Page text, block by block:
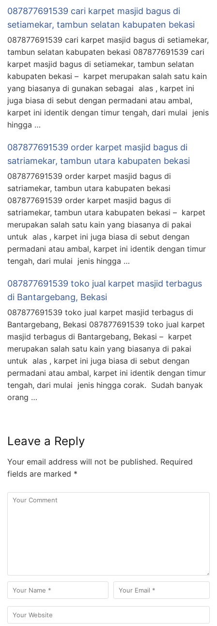
087877691539 cari karpet masjid bagus di
setiamekar, tambun selatan kabupaten bekasi
087877691539 cari karpet masjid bagus di setiamekar,
tambun selatan kabupaten bekasi 087877691539 cari
karpet masjid bagus di setiamekar, tambun selatan
kabupaten bekasi – karpet merupakan salah satu kain
yang biasanya di gunakan sebagai alas , karpet ini
juga biasa di sebut dengan permadani atau ambal,
karpet ini identik dengan timur tengah, dari mulai jenis
hingga …
087877691539 order karpet masjid bagus di
satriamekar, tambun utara kabupaten bekasi
087877691539 order karpet masjid bagus di
satriamekar, tambun utara kabupaten bekasi
087877691539 order karpet masjid bagus di
satriamekar, tambun utara kabupaten bekasi – karpet
merupakan salah satu kain yang biasanya di pakai
untuk alas , karpet ini juga biasa di sebut dengan
permadani atau ambal, karpet ini identik dengan timur
tengah, dari mulai jenis hingga …
087877691539 toko jual karpet masjid terbagus
di Bantargebang, Bekasi
087877691539 toko jual karpet masjid terbagus di
Bantargebang, Bekasi 087877691539 toko jual karpet
masjid terbagus di Bantargebang, Bekasi – karpet
merupakan salah satu kain yang biasanya di pakai
untuk alas , karpet ini juga biasa di sebut dengan
permadani atau ambal, karpet ini identik dengan timur
tengah, dari mulai jenis hingga corak. Sudah banyak
orang …
Leave a Reply
Your email address will not be published. Required
fields are marked *